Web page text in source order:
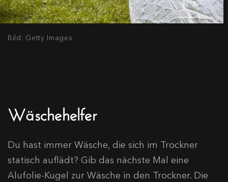
Bild: Getty Images
Wäschehelfer
Du hast immer Wäsche, die sich im Trockner
statisch auflädt? Gib das nächste Mal eine
Alufolie-Kugel zur Wäsche in den Trockner. Die